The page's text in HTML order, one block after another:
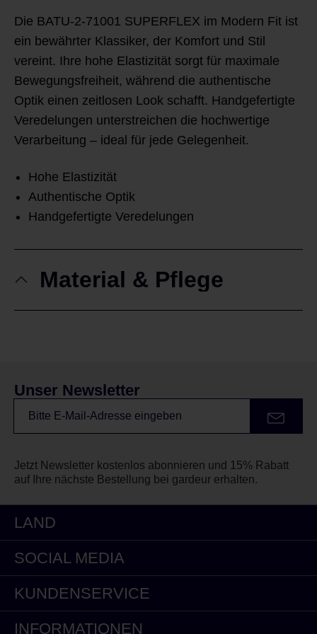
Die BATU-2-71001 SUPERFLEX im Modern Fit ist
ein bewährter Klassiker, der Komfort und Stil
vereint. Ihre hohe Elastizität sorgt für maximale
Bewegungsfreiheit, während die authentische
Optik einen zeitlosen Look schafft. Handgefertigte
Veredelungen unterstreichen die hochwertige
Verarbeitung – ideal für jede Gelegenheit.
Hohe Elastizität
Authentische Optik
Handgefertigte Veredelungen
Material & Pflege
Unser Newsletter
Jetzt Newsletter kostenlos abonnieren und 15% Rabatt
auf Ihre nächste Bestellung bei gardeur erhalten.
LAND
SOCIAL MEDIA
KUNDENSERVICE
INFORMATIONEN